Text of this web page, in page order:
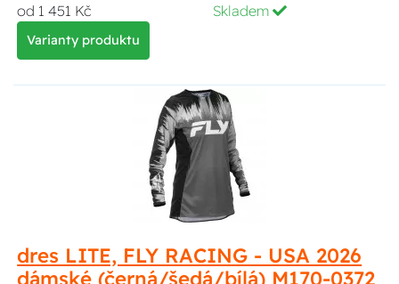
od 1 451 Kč Skladem
Varianty produktu
dres LITE, FLY RACING - USA 2026
dámské (černá/šedá/bílá) M170-0372